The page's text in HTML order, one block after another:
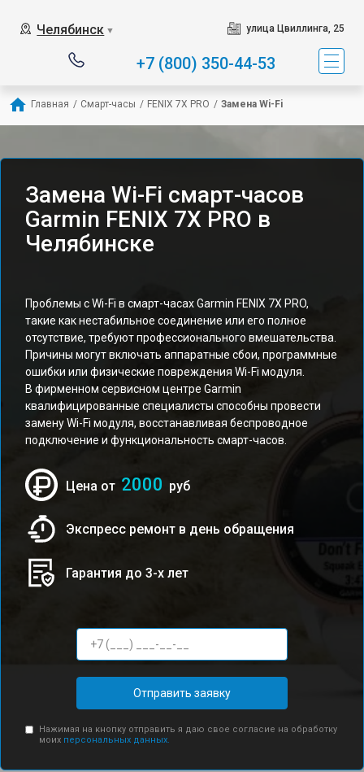
Челябинск ▼ улица Цвиллинга, 25
+7 (800) 350-44-53
Главная / Смарт-часы / FENIX 7X PRO / Замена Wi-Fi
Замена Wi-Fi смарт-часов
Garmin FENIX 7X PRO в
Челябинске
Проблемы с Wi-Fi в смарт-часах Garmin FENIX 7X PRO,
такие как нестабильное соединение или его полное
отсутствие, требуют профессионального вмешательства.
Причины могут включать аппаратные сбои, программные
ошибки или физические повреждения Wi-Fi модуля.
В фирменном сервисном центре Garmin
квалифицированные специалисты способны провести
замену Wi-Fi модуля, восстанавливая беспроводное
подключение и функциональность смарт-часов.
Цена от 2000 руб
Экспресс ремонт в день обращения
Гарантия до 3-х лет
Отправить заявку
Нажимая на кнопку отправить я даю свое согласие на обработку
моих персональных данных.